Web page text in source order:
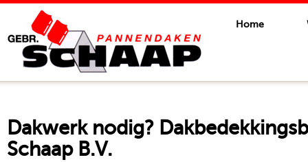
Home
Dakwerknodig?
Schaap B.V.